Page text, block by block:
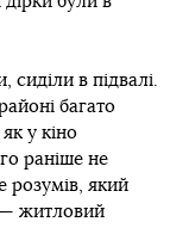
в підвалі.
багато
у кіно
раніше не
розумів, який
— житловий